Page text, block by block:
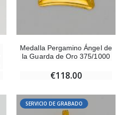
Medalla Pergamino Ángel de
la Guarda de Oro 375/1000
€118.00
SERVICIO DE GRABADO